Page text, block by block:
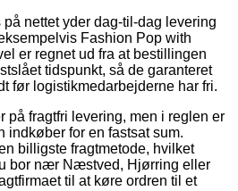
nettet yder dag-til-dag levering
Fashion Pop with
er regnet ud fra at bestillingen
tidspunkt, så de garanteret
før logistikmedarbejderne har fri.
på fragtfri levering, men i reglen er
indkøber for en fastsat sum.
billigste fragtmetode, hvilket
bor nær Næstved, Hjørring eller
til at køre ordren til et